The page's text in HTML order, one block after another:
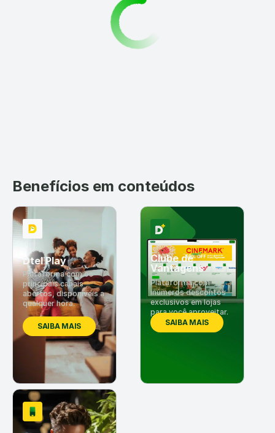
Benefícios em conteúdos
Dtel Play
Plataforma com os
principais canais
abertos, disponíveis a
qualquer hora.
SAIBA MAIS
Clube de
Vantagens
Plataforma com
inúmeros descontos
exclusivos em lojas
para você aproveitar.
SAIBA MAIS